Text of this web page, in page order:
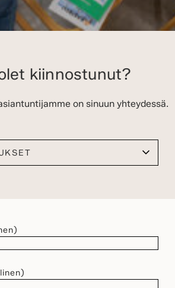
kiinnostunut?
on sinuun yhteydessä.